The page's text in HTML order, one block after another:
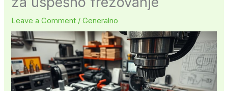
Leave a Comment /Generalno